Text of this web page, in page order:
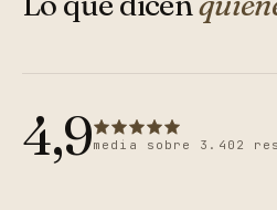
4,9media sobre 3.402